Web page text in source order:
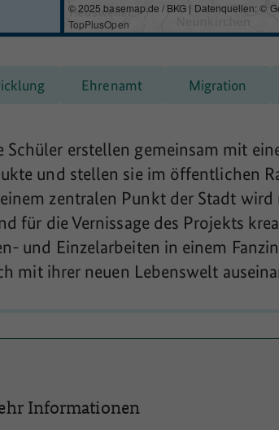
© 2025 basemap.de / BKG | Datenquellen: ©
TopPlusOpen
Ehrenamt Migration
Schüler erstellen gemeinsam mit
und stellen sie im öffentlichen
zentralen Punkt der Stadt
für die Vernissage des Projekts
und Einzelarbeiten in einem
mit ihrer neuen Lebenswelt
Informationen